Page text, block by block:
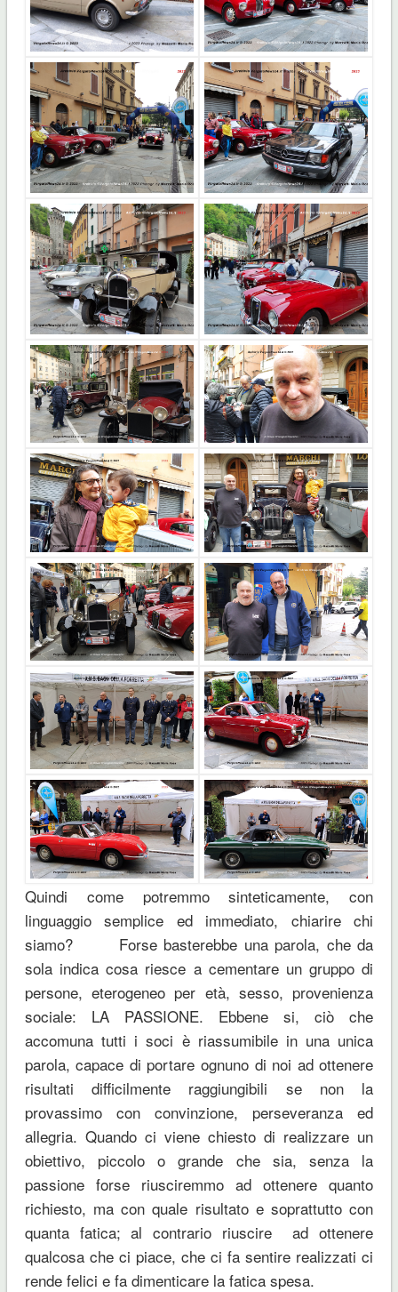
Quindi come potremmo sinteticamente, con
linguaggio semplice ed immediato, chiarire chi
siamo? Forse basterebbe una parola, che da
sola indica cosa riesce a cementare un gruppo di
persone, eterogeneo per età, sesso, provenienza
sociale: LA PASSIONE. Ebbene si, ciò che
accomuna tutti i soci è riassumibile in una unica
parola, capace di portare ognuno di noi ad ottenere
risultati difficilmente raggiungibili se non la
provassimo con convinzione, perseveranza ed
allegria. Quando ci viene chiesto di realizzare un
obiettivo, piccolo o grande che sia, senza la
passione forse riusciremmo ad ottenere quanto
richiesto, ma con quale risultato e soprattutto con
quanta fatica; al contrario riuscire ad ottenere
qualcosa che ci piace, che ci fa sentire realizzati ci
rende felici e fa dimenticare la fatica spesa.